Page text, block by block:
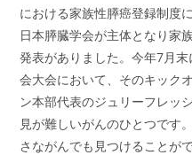
における家族性膵癌登録制度
日本膵臓学会が主体となり家
発表がありました。今年7月
会大会において、そのキック
ン本部代表のジュリーフレッ
見が難しいがんのひとつです
さながんでも見つけることが